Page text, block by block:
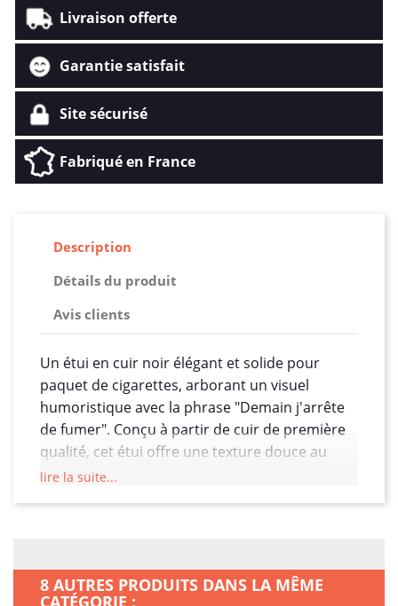
Livraison offerte
Garantie satisfait
Site sécurisé
Fabriqué en France
Description
Détails du produit
Avis clients
Un étui en cuir noir élégant et solide pour
paquet de cigarettes, arborant un visuel
humoristique avec la phrase "Demain j'arrête
de fumer". Conçu à partir de cuir de première
qualité, cet étui offre une texture douce au
toucher et une protection fiable pour vos
en toute sécurité à l'intérieur. Cet étui est idéal
lire la suite...
8 AUTRES PRODUITS DANS LA MÊME
CATÉGORIE :